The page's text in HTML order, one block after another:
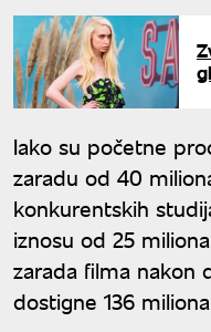
Iako su početne
zaradu od 40
konkurentskih
iznosu od 25
zarada filma nakon
dostigne 136